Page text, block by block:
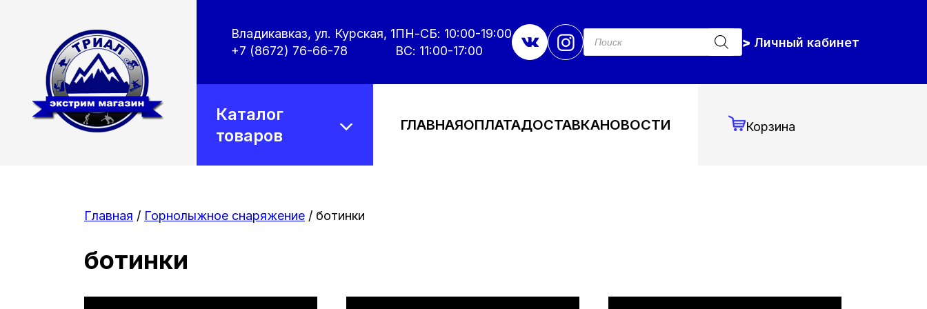
Владикавказ, ул. Курская, 1
+7 (8672) 76-66-78
ПН-СБ: 10:00-19:00
ВС: 11:00-17:00
Поиск
товаров
Личный кабинет
Каталог
товаров
ГЛАВНАЯОПЛАТАДОСТАВКАНОВОСТИ Корзина
Главная / Горнолыжное снаряжение / ботинки
ботинки